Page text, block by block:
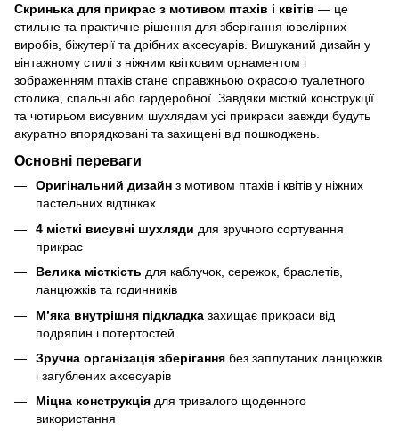
Скринька для прикрас з мотивом птахів і квітів — це
стильне та практичне рішення для зберігання ювелірних
виробів, біжутерії та дрібних аксесуарів. Вишуканий дизайн у
вінтажному стилі з ніжним квітковим орнаментом і
зображенням птахів стане справжньою окрасою туалетного
столика, спальні або гардеробної. Завдяки місткій конструкції
та чотирьом висувним шухлядам усі прикраси завжди будуть
акуратно впорядковані та захищені від пошкоджень.
Основні переваги
Оригінальний дизайн з мотивом птахів і квітів у ніжних
пастельних відтінках
4 місткі висувні шухляди для зручного сортування
прикрас
Велика місткість для каблучок, сережок, браслетів,
ланцюжків та годинників
М’яка внутрішня підкладка захищає прикраси від
подряпин і потертостей
Зручна організація зберігання без заплутаних ланцюжків
і загублених аксесуарів
Міцна конструкція для тривалого щоденного
використання